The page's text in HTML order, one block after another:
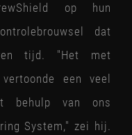
op hun
dat
tijd. "Het met
een veel
behulp van ons
System," zei hij.